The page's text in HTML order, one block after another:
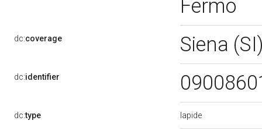
Fermo
dc:coverage Siena
dc:identifier
dc:type lapide